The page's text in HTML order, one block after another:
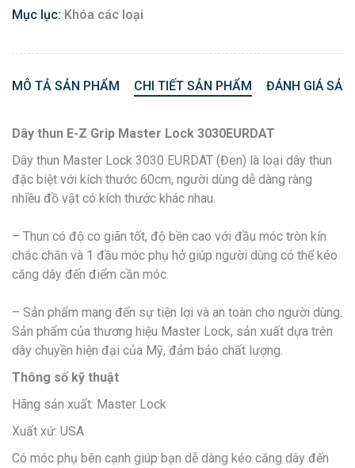
Mục lục: Khóa các loại
MÔ TẢ SẢN PHẨM CHI TIẾT SẢN PHẨM ĐÁNH GIÁ
Dây thun E-Z Grip Master Lock 3030EURDAT
Dây thun Master Lock 3030 EURDAT (Đen) là loại dây thun
đặc biệt với kích thước 60cm, người dùng dễ dàng ràng
nhiều đồ vật có kích thước khác nhau.
– Thun có độ co giãn tốt, độ bền cao với đầu móc tròn kín
chắc chắn và 1 đầu móc phụ hở giúp người dùng có thể kéo
căng dây đến điểm cần móc.
– Sản phẩm mang đến sự tiện lợi và an toàn cho người dùng.
Sản phẩm của thương hiệu Master Lock, sản xuất dựa trên
dây chuyền hiện đại của Mỹ, đảm bảo chất lượng.
Thông số kỹ thuật
Hãng sản xuất: Master Lock
Xuất xứ: USA
Có móc phụ bên cạnh giúp bạn dễ dàng kéo căng dây đến